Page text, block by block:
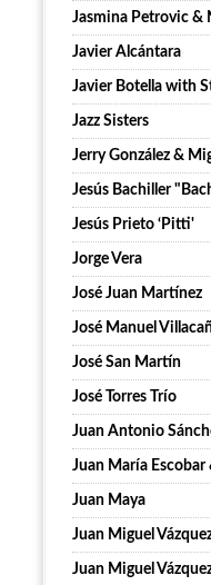
Jasmina Petrovic &
Javier Alcántara
Javier Botella with
Jazz Sisters
Jerry González &
Jesús Bachiller
Jesús Prieto ‘Pitti'
Jorge Vera
José Juan Martínez
José Manuel
José San Martín
José Torres Trío
Juan Antonio
Juan María
Juan Maya
Juan Miguel
Juan Miguel